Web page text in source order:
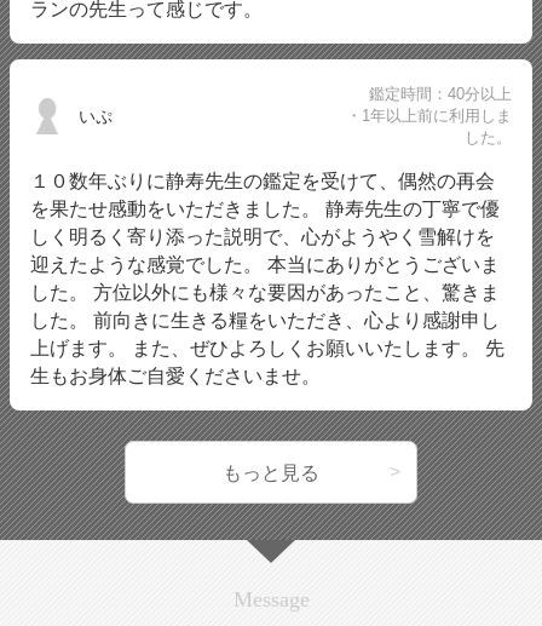
ランの先生って感じです。
いぷ
鑑定時間：40分以上
・1年以上前に利用しま
した。
１０数年ぶりに静寿先生の鑑定を受けて、偶然の再会
を果たせ感動をいただきました。 静寿先生の丁寧で優
しく明るく寄り添った説明で、心がようやく雪解けを
迎えたような感覚でした。 本当にありがとうございま
した。 方位以外にも様々な要因があったこと、驚きま
した。 前向きに生きる糧をいただき、心より感謝申し
上げます。 また、ぜひよろしくお願いいたします。 先
生もお身体ご自愛くださいませ。
もっと見る
Message